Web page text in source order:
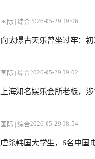
国际 | 综合2026-05-29 09:06
向太曝古天乐曾坐过牢：
国际 | 综合2026-05-29 09:02
上海知名娱乐会所老板，
国际 | 综合2026-05-29 08:54
虐杀韩国大学生，6名中国